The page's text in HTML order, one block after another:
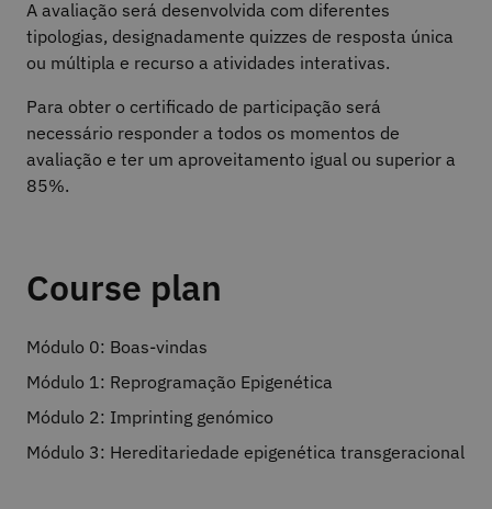
A avaliação será desenvolvida com diferentes
tipologias, designadamente quizzes de resposta única
ou múltipla e recurso a atividades interativas.
Para obter o certificado de participação será
necessário responder a todos os momentos de
avaliação e ter um aproveitamento igual ou superior a
85%.
Course plan
Módulo 0: Boas-vindas
Módulo 1: Reprogramação Epigenética
Módulo 2: Imprinting genómico
Módulo 3: Hereditariedade epigenética transgeracional